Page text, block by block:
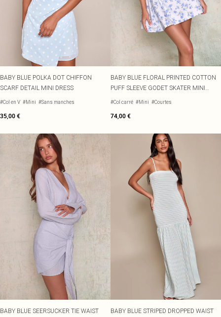
BABY BLUE POLKA DOT CHIFFON
SCARF DETAIL MINI DRESS
#Col en V #Mini #Sans manches
35,00 €
BABY BLUE FLORAL PRINTED COTTON
PUFF SLEEVE GODET SKATER MINI
DRESS
#Col carré #Mini #Courtes
74,00 €
BABY BLUE SEERSUCKER TIE WAIST
BABY BLUE STRIPED DROPPED WAIST